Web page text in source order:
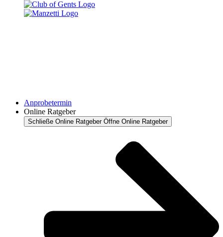
Anprobetermin
Online Ratgeber
Schließe Online Ratgeber Öffne Online Ratgeber